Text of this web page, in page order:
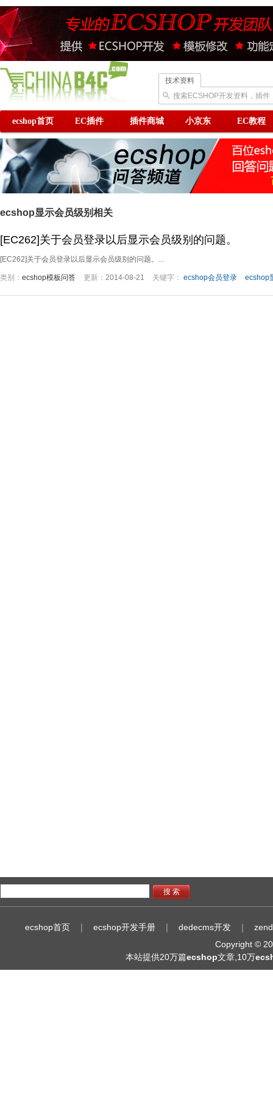
技术资料
搜索ECSHOP开发资料，插件
ecshop首页 EC插件 插件商城 小京东 EC教程
ecshop显示会员级别相关
[EC262]关于会员登录以后显示会员级别的问题。
[EC262]关于会员登录以后显示会员级别的问题。...
类别： ecshop模板问答 更新： 2014-08-21 关键字： ecshop会员登录 ecshop
搜 索
ecshop首页 ｜ ecshop开发手册 ｜ dedecms开发 ｜
Copyright ©
本站提供20万篇ecshop文章,10万